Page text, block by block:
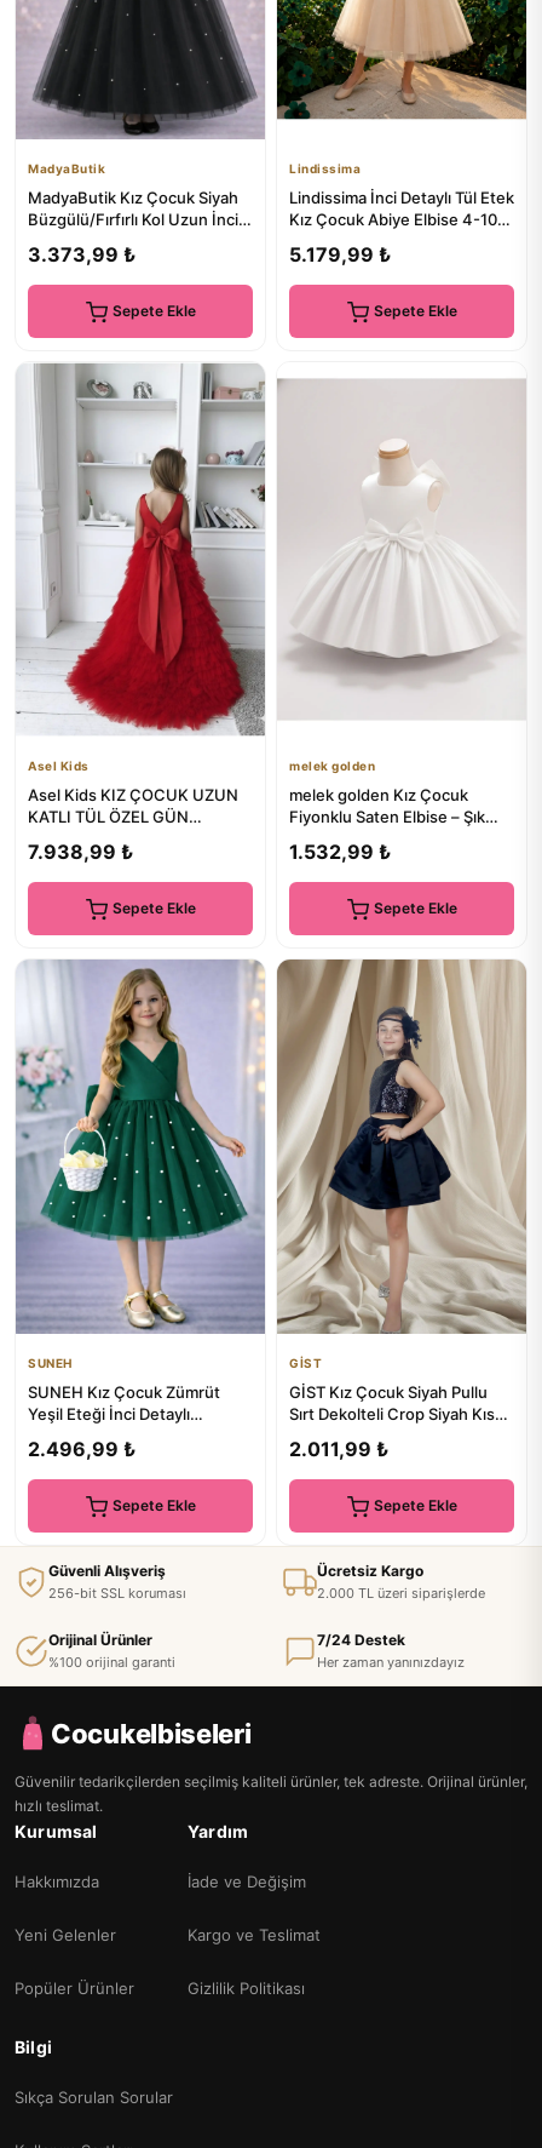
MadyaButik
MadyaButik Kız Çocuk Siyah
Büzgülü/Fırfırlı Kol Uzun İncili
3.373,99 ₺
Sepete Ekle
Lindissima
Lindissima İnci Detaylı Tül Etek
Kız Çocuk Abiye Elbise 4-10
5.179,99 ₺
Sepete Ekle
Asel Kids
Asel Kids KIZ ÇOCUK UZUN
KATLI TÜL ÖZEL GÜN
7.938,99 ₺
Sepete Ekle
melek golden
melek golden Kız Çocuk
Fiyonklu Saten Elbise – Şık
Abiye
1.532,99 ₺
Sepete Ekle
SUNEH
SUNEH Kız Çocuk Zümrüt
Yeşil Eteği İnci Detaylı
&...
2.496,99 ₺
Sepete Ekle
GİST
GİST Kız Çocuk Siyah Pullu
Sırt Dekolteli Crop Siyah Kısa
2.011,99 ₺
Sepete Ekle
Güvenli Alışveriş
256-bit SSL koruması
Ücretsiz Kargo
2.000 TL üzeri siparişlerde
Orijinal Ürünler
%100 orijinal garanti
7/24 Destek
Her zaman yanınızdayız
Cocukelbiseleri
Güvenilir tedarikçilerden seçilmiş kaliteli ürünler, tek adreste. Orijinal ürünler,
hızlı teslimat.
Kurumsal
Hakkımızda
Yeni Gelenler
Popüler Ürünler
Yardım
İade ve Değişim
Kargo ve Teslimat
Gizlilik Politikası
Bilgi
Sıkça Sorulan Sorular